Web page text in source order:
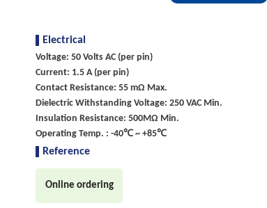
Electrical
Voltage: 50 Volts AC (per pin)
Current: 1.5 A (per pin)
Contact Resistance: 55 mΩ Max.
Dielectric Withstanding Voltage: 250 VAC Min.
Insulation Resistance: 500MΩ Min.
Operating Temp. : -40℃ ~ +85℃
Reference
Online ordering